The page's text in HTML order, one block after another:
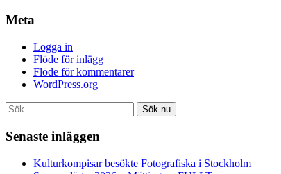
Meta
Logga in
Flöde för inlägg
Flöde för kommentarer
WordPress.org
Sök nu
Senaste inläggen
Kulturkompisar besökte Fotografiska i Stockholm